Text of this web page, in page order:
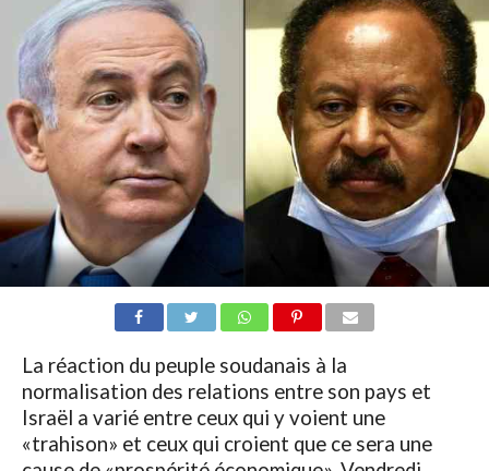
La réaction du peuple soudanais à la
normalisation des relations entre son pays et
Israël a varié entre ceux qui y voient une
«trahison» et ceux qui croient que ce sera une